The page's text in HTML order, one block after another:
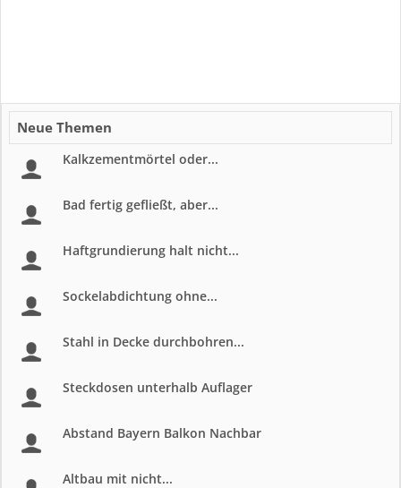
Neue Themen
Kalkzementmörtel oder...
Bad fertig gefließt, aber...
Haftgrundierung halt nicht...
Sockelabdichtung ohne...
Stahl in Decke durchbohren...
Steckdosen unterhalb Auflager
Abstand Bayern Balkon Nachbar
Altbau mit nicht...